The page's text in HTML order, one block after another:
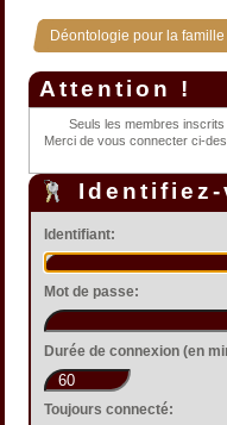
Déontologie pour la famille
Attention !
Seuls les membres
Merci de vous connecter ci-
Identifiez-
Identifiant:
Mot de passe:
Durée de connexion (en
Toujours connecté: